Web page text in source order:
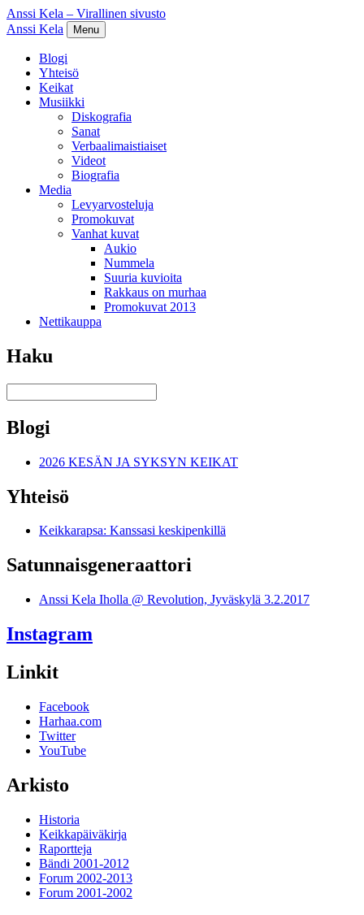
Anssi Kela – Virallinen sivusto
Anssi Kela
Menu
Blogi
Yhteisö
Keikat
Musiikki
Diskografia
Sanat
Verbaalimaistiaiset
Videot
Biografia
Media
Levyarvosteluja
Promokuvat
Vanhat kuvat
Aukio
Nummela
Suuria kuvioita
Rakkaus on murhaa
Promokuvat 2013
Nettikauppa
Haku
Blogi
2026 KESÄN JA SYKSYN KEIKAT
Yhteisö
Keikkarapsa: Kanssasi keskipenkillä
Satunnais­generaattori
Anssi Kela Iholla @ Revolution, Jyväskylä 3.2.2017
Instagram
Linkit
Facebook
Harhaa.com
Twitter
YouTube
Arkisto
Historia
Keikkapäiväkirja
Raportteja
Bändi 2001-2012
Forum 2002-2013
Forum 2001-2002